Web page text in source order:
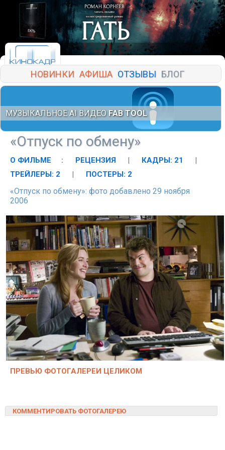
НОВИНКИ АФИША ОТЗЫВЫ БЛОГ
МУЗЫКАЛЬНОЕ AI ВИДЕО FAB TOOL
«Отпуск по обмену»
О ФИЛЬМЕ : РЕЦЕНЗИЯ | КАДРЫ: 21
|
ТРЕЙЛЕРЫ: 2
| ПОСТЕРЫ: 2
«Отпуск по обмену»: фото добавлено 29 ноября
2006
ПРЕВЬЮ ФОТОГАЛЕРЕИ ЦЕЛИКОМ
КОММЕНТИРОВАТЬ ФОТОГАЛЕРЕЮ